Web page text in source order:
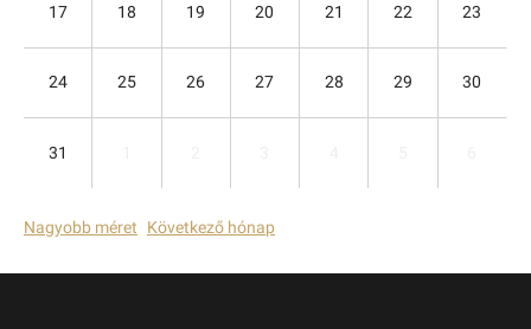
17 18 19 20 21 22 23
24 25 26 27 28 29 30
31
Nagyobb méret Következő hónap